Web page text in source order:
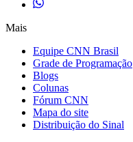
Mais
Equipe CNN Brasil
Grade de Programação
Blogs
Colunas
Fórum CNN
Mapa do site
Distribuição do Sinal